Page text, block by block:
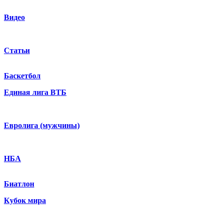
Видео
Статьи
Баскетбол
Единая лига ВТБ
Евролига (мужчины)
НБА
Биатлон
Кубок мира